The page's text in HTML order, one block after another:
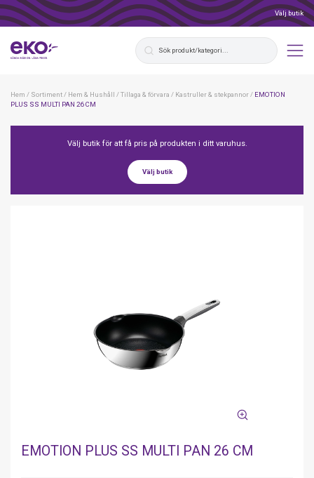
Välj butik
Hem / Sortiment/ Hem & Hushåll /Tillaga & förvara / Kastruller & stekpannor/ EMOTION
PLUS SS MULTI PAN 26 CM
Välj butik för att få pris på produkten i ditt varuhus.
Välj butik
EMOTION PLUS SS MULTI PAN 26 CM